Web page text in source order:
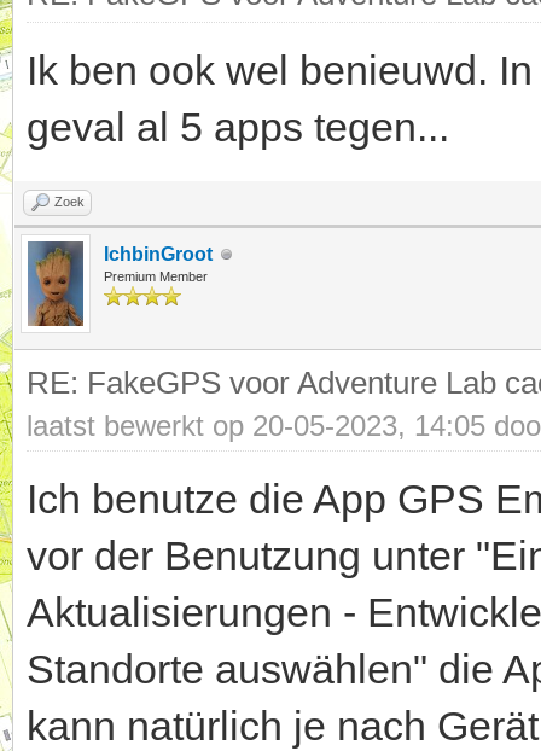
Ik ben ook wel benieuwd.
geval al 5 apps tegen...
Zoek
IchbinGroot
Premium Member
RE: FakeGPS voor Adventure Lab
laatst bewerkt op 20-05-2023, 14:05
Ich benutze die App GPS
vor der Benutzung unter
Aktualisierungen -
Standorte auswählen" die
kann natürlich je nach